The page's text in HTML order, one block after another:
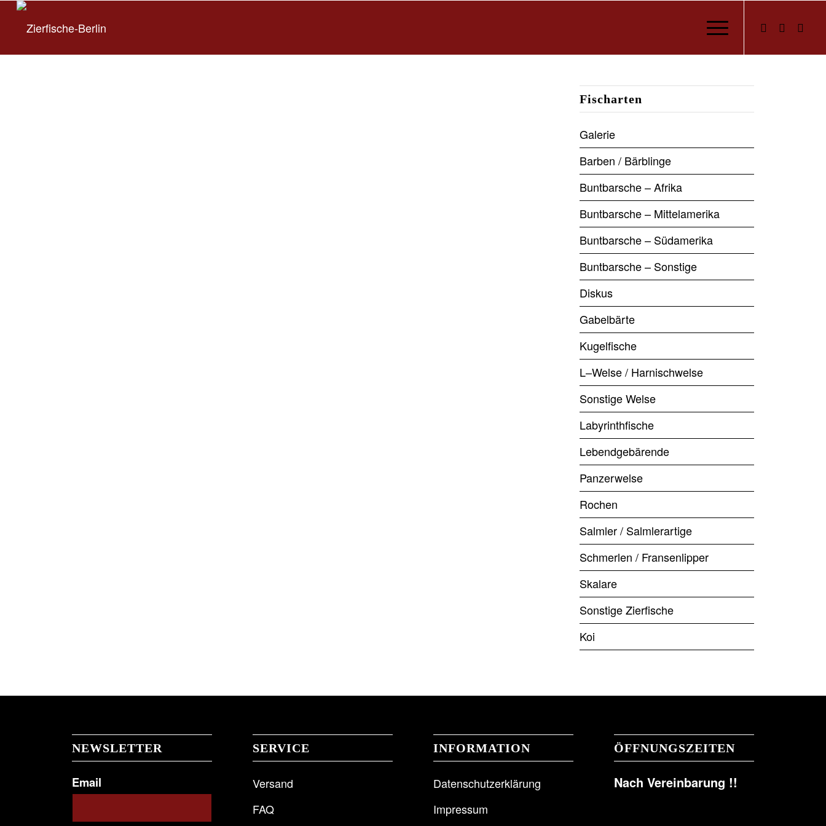
Fischarten
Galerie
Barben / Bärblinge
Buntbarsche – Afrika
Buntbarsche – Mittelamerika
Buntbarsche – Südamerika
Buntbarsche – Sonstige
Diskus
Gabelbärte
Kugelfische
L–Welse / Harnischwelse
Sonstige Welse
Labyrinthfische
Lebendgebärende
Panzerwelse
Rochen
Salmler / Salmlerartige
Schmerlen / Fransenlipper
Skalare
Sonstige Zierfische
Koi
NEWSLETTER
Email
SERVICE
Versand
FAQ
INFORMATION
Datenschutzerklärung
Impressum
ÖFFNUNGSZEITEN
Nach Vereinbarung !!